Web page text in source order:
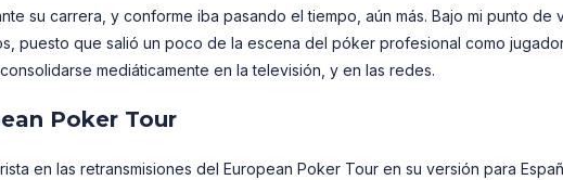
su carrera, y conforme iba pasando el tiempo, aún más. Bajo mi punto de
puesto que salió un poco de la escena del póker profesional como
mediáticamente en la televisión, y en las redes.
Poker Tour
en las retransmisiones del European Poker Tour en su versión para